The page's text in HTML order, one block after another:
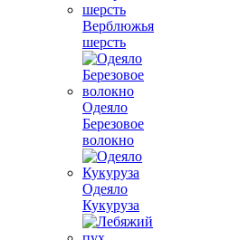
Верблюжья
шерсть
Одеяло
Березовое
волокно
Одеяло
Кукуруза